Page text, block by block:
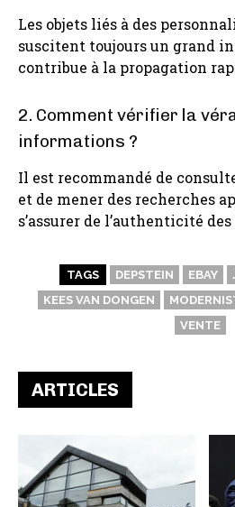
Les objets liés à des
suscitent toujours un grand
contribue à la propagation
2. Comment vérifier la
informations ?
Il est recommandé de
et de mener des recherches
s’assurer de l’authenticité
TAGS DEPSTEIN EBAY
KEES VAN DONGEN
VENTE
ARTICLES